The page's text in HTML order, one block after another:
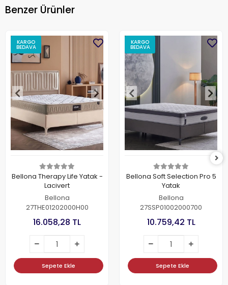
Benzer Ürünler
KARGO
BEDAVA
Bellona Therapy Life Yatak -
Lacivert
Bellona
27THE01202000H00
16.058,28 TL
Sepete Ekle
KARGO
BEDAVA
Bellona Soft Selection Pro 5
Yatak
Bellona
27SSP01002000700
10.759,42 TL
Sepete Ekle